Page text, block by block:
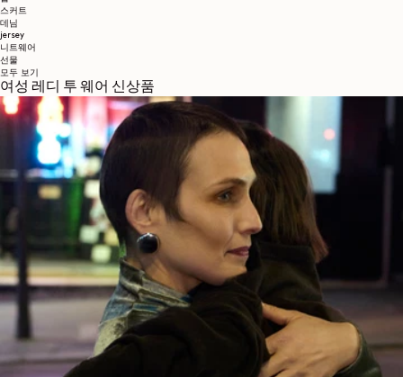
스커트
데님
jersey
니트웨어
선물
모두 보기
여성 레디 투 웨어 신상품